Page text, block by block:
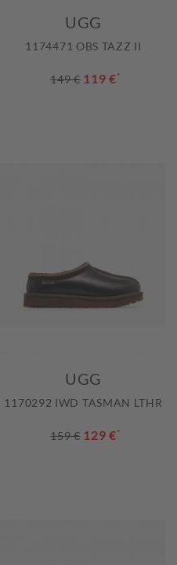
UGG
1174471 OBS TAZZ II
149 € 119 €*
UGG
1170292 IWD TASMAN LTHR
159 € 129 €*